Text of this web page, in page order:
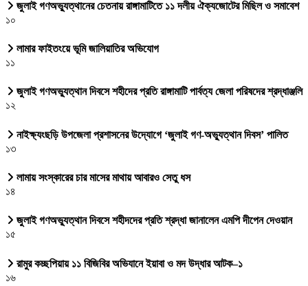
জুলাই গণঅভ্যুত্থানের চেতনায় রাঙ্গামাটিতে ১১ দলীয় ঐক্যজোটের মিছিল ও সমাবেশ
১০
লামার ফাইতংয়ে ভূমি জালিয়াতির অভিযোগ
১১
জুলাই গণঅভ্যুত্থান দিবসে শহীদের প্রতি রাঙ্গামাটি পার্বত্য জেলা পরিষদের শ্রদ্ধাঞ্জলি
১২
নাইক্ষ্যংছড়ি উপজেলা প্রশাসনের উদ্যোগে ‘জুলাই গণ-অভ্যুত্থান দিবস’ পালিত
১৩
লামায় সংস্কারের চার মাসের মাথায় আবারও সেতু ধস
১৪
জুলাই গণঅভ্যুত্থান দিবসে শহীদদের প্রতি শ্রদ্ধা জানালেন এমপি দীপেন দেওয়ান
১৫
রামুর কচ্ছপিয়ায় ১১ বিজিবির অভিযানে ইয়াবা ও মদ উদ্ধার আটক–১
১৬